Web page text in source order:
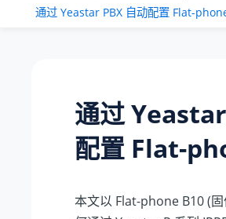
通过 Yeastar PBX 自动配置 Flat-
通过
配置 Flat-
本文以 Flat-phone B10 (